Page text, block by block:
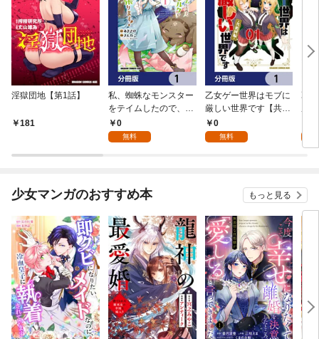
淫獄団地【第1話】
181
私、蜘蛛なモンスター
をテイムしたので、ス
パイダーシルクで裁縫
を頑張ります！【分冊
0
無料
乙女ゲー世界はモブに
厳しい世界です【共和
国編】【分冊版】 1
0
無料
乙
少女マンガのおすすめ本 もっと見る